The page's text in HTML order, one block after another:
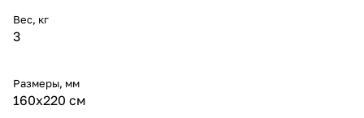
Вес, кг
3
Размеры, мм
160x220 см